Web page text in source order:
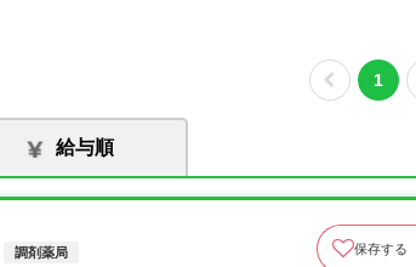
1
給与順
調剤薬局 保存する